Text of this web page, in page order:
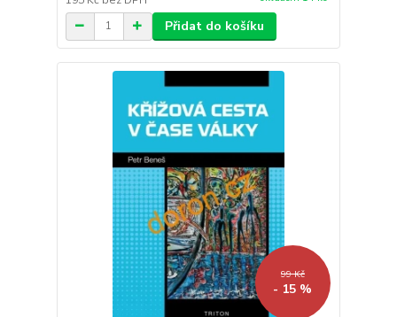
Přidat do košíku
99 Kč
- 15 %